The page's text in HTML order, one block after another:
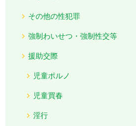
その他の性犯罪
強制わいせつ・強制性交等
援助交際
児童ポルノ
児童買春
淫行